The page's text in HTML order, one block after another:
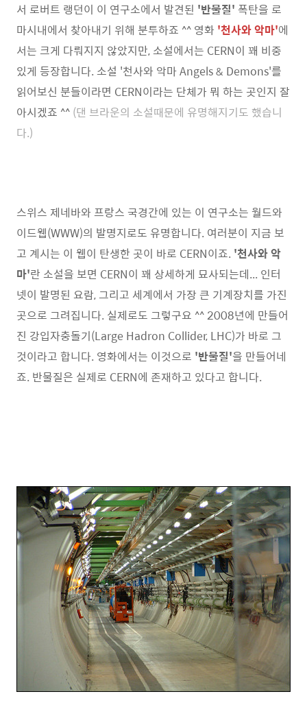
서 로버트 랭던이 이 연구소에서 발견된 '반물질' 폭탄을 로
마시내에서 찾아내기 위해 분투하죠 ^^ 영화 '천사와 악마'에
서는 크게 다뤄지지 않았지만, 소설에서는 CERN이 꽤 비중
있게 등장합니다. 소설 '천사와 악마 Angels & Demons'를
읽어보신 분들이라면 CERN이라는 단체가 뭐 하는 곳인지 잘
아시겠죠 ^^ (댄 브라운의 소설때문에 유명해지기도 했습니
다.)
스위스 제네바와 프랑스 국경간에 있는 이 연구소는 월드와
이드웹(WWW)의 발명지로도 유명합니다. 여러분이 지금 보
고 계시는 이 웹이 탄생한 곳이 바로 CERN이죠. '천사와 악
마'란 소설을 보면 CERN이 꽤 상세하게 묘사되는데... 인터
넷이 발명된 요람, 그리고 세계에서 가장 큰 기계장치를 가진
곳으로 그려집니다. 실제로도 그렇구요 ^^ 2008년에 만들어
진 강입자충돌기(Large Hadron Collider, LHC)가 바로 그
것이라고 합니다. 영화에서는 이것으로 '반물질'을 만들어네
죠. 반물질은 실제로 CERN에 존재하고 있다고 합니다.